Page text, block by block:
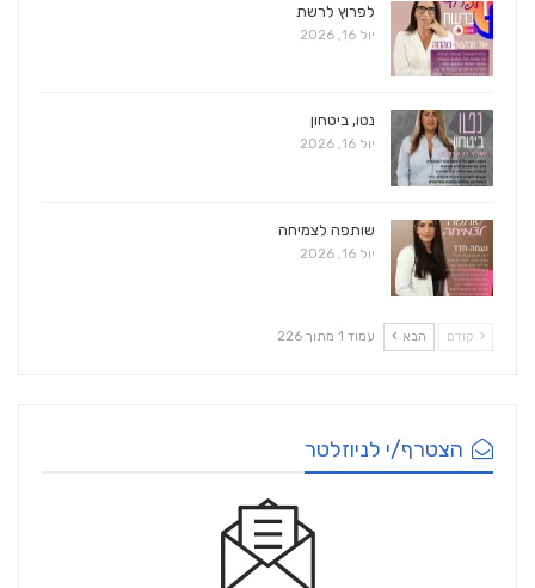
לפרוץ לרשת
יול 16, 2026
נטו, ביטחון
יול 16, 2026
שותפה לצמיחה
יול 16, 2026
קודם הבא עמוד 1 מתוך 226
הצטרף/י לניוזלטר